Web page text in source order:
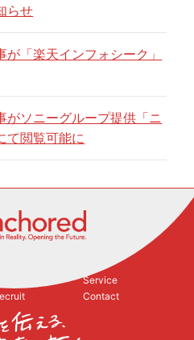
らせ
「楽天インフォシーク」
がソニーグループ提供「ニ
て閲覧可能に
Service
Contact